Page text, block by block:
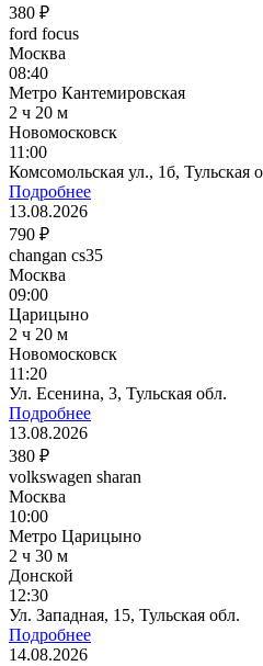
380 ₽
ford focus
Москва
08:40
Метро Кантемировская
2 ч 20 м
Новомосковск
11:00
Комсомольская ул., 1б, Тульская
Подробнее
13.08.2026
790 ₽
changan cs35
Москва
09:00
Царицыно
2 ч 20 м
Новомосковск
11:20
Ул. Есенина, 3, Тульская обл.
Подробнее
13.08.2026
380 ₽
volkswagen sharan
Москва
10:00
Метро Царицыно
2 ч 30 м
Донской
12:30
Ул. Западная, 15, Тульская обл.
Подробнее
14.08.2026